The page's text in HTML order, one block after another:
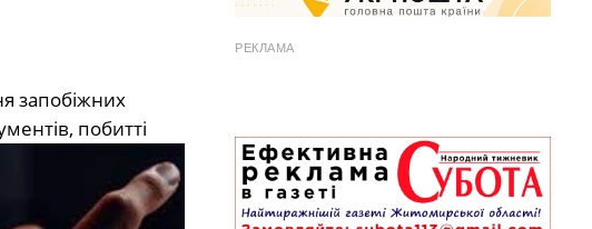
запобіжних
побитті
РЕКЛАМА